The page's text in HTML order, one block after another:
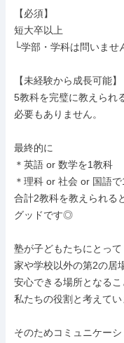
【必須】
短大卒以上
└学部・学科は問いませ
【未経験から成長可能】
5教科を完璧に教えられ
必要もありません。
最終的に
＊英語 or 数学を1教科
＊理科 or 社会 or 国語
合計2教科を教えられる
グッドです◎
塾が子どもたちにとって
家や学校以外の第2の居
安心できる場所となるこ
私たちの役割と考えてい
そのためコミュニケーシ